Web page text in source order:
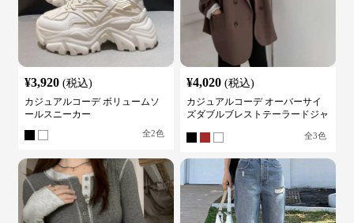
¥3,920 (税込)
カジュアルコーデ ボリュームソ
ールスニーカー
全2色
¥4,020 (税込)
カジュアルコーデ オーバーサイ
ズダブルブレストテーラードジャ
全3色